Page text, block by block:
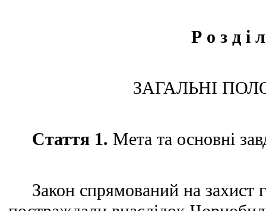
Р о з д і
ЗАГАЛЬНІ
Стаття 1. Мета та основні
Закон спрямований на захист